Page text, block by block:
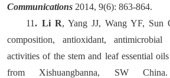
Communications 2014, 9(6): 863-864.
11. Li R, Yang JJ, Wang YF,
composition, antioxidant, antimicrobial
activities of the stem and leaf essential
from Xishuangbanna, SW